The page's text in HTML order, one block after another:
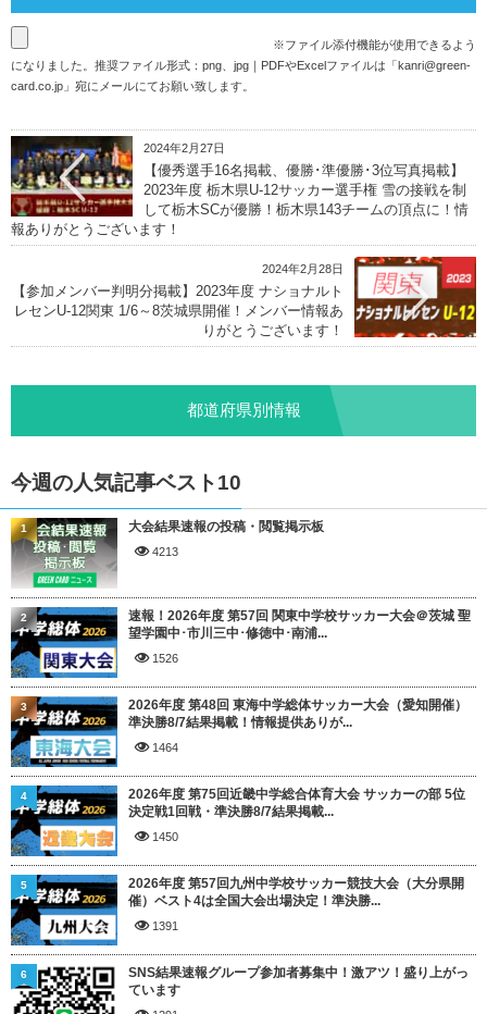
※ファイル添付機能が使用できるよう
になりました。推奨ファイル形式：png、jpg｜PDFやExcelファイルは「kanri@green-
card.co.jp 」宛にメールにてお願い致します。
2024年2月27日
【優秀選手16名掲載、優勝･準優勝･3位写真掲載】
2023年度 栃木県U-12サッカー選手権 雪の接戦を制
して栃木SCが優勝！栃木県143チームの頂点に！情
報ありがとうございます！
2024年2月28日
【参加メンバー判明分掲載】2023年度 ナショナルト
レセンU-12関東 1/6～8茨城県開催！メンバー情報あ
りがとうございます！
都道府県別情報
今週の人気記事ベスト10
大会結果速報の投稿・閲覧掲示板
4213
1
速報！2026年度 第57回 関東中学校サッカー大会＠茨城 聖
望学園中･市川三中･修徳中･南浦...
1526
2
2026年度 第48回 東海中学総体サッカー大会（愛知開催）
準決勝8/7結果掲載！情報提供ありが...
1464
3
2026年度 第75回近畿中学総合体育大会 サッカーの部 5位
決定戦1回戦・準決勝8/7結果掲載...
1450
4
2026年度 第57回九州中学校サッカー競技大会（大分県開
催）ベスト4は全国大会出場決定！準決勝...
1391
5
SNS結果速報グループ参加者募集中！激アツ！盛り上がっ
ています
6